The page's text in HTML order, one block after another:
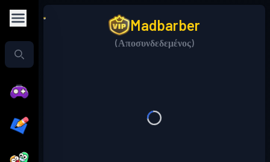
Madbarber
(Αποσυνδεδεμένος)